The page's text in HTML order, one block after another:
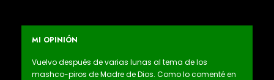
MI OPINIÓN
Vuelvo después de varias lunas al tema de los
mashco-piros de Madre de Dios. Como lo comenté en